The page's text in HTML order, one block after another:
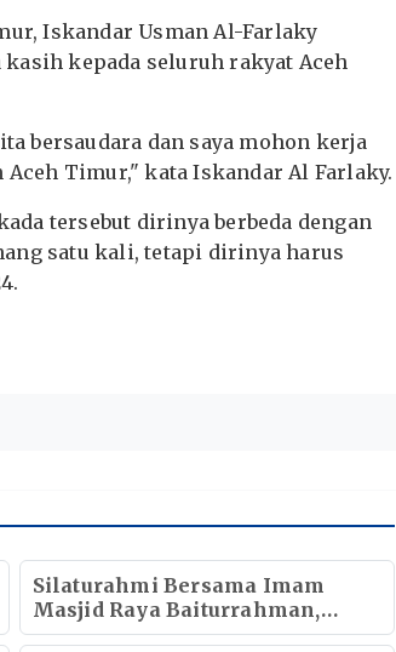
Iskandar Usman Al-Farlaky
kepada seluruh rakyat Aceh
bersaudara dan saya mohon kerja
Timur," kata Iskandar Al Farlaky.
tersebut dirinya berbeda dengan
satu kali, tetapi dirinya harus
Silaturahmi Bersama Imam
Masjid Raya Baiturrahman,
Wagub Aceh Perkuat Sinergi